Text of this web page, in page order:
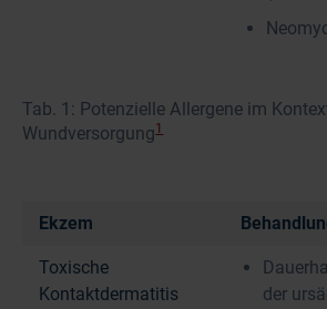
Tab. 1: Potenzielle Allergene im
Wundversorgung1
Ekzem
Toxische
Kontaktdermatitis
der